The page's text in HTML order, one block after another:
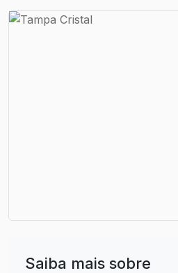
Saiba mais sobre